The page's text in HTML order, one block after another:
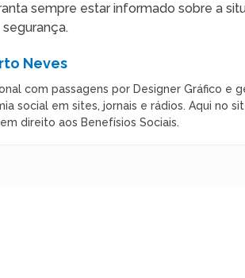
sempre estar informado sobre a
Neves
com passagens por Designer Gráfico e
social em sites, jornais e rádios. Aqui no
direito aos Benefísios Sociais.